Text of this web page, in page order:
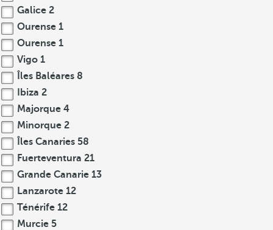
Galice 2
Ourense 1
Ourense 1
Vigo 1
Îles Baléares 8
Ibiza 2
Majorque 4
Minorque 2
Îles Canaries 58
Fuerteventura 21
Grande Canarie 13
Lanzarote 12
Ténérife 12
Murcie 5